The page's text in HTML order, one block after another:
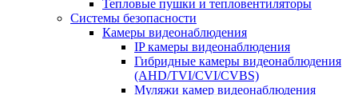
Тепловые пушки и тепловентиляторы
Системы безопасности
Камеры видеонаблюдения
IP камеры видеонаблюдения
Гибридные камеры видеонаблюдения
(AHD/TVI/CVI/CVBS)
Муляжи камер видеонаблюдения